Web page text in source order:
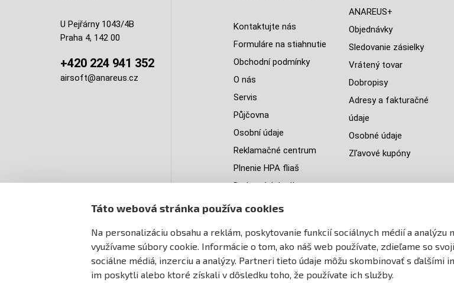
Táto webová stránka používa cookies
Na personalizáciu obsahu a reklám, poskytovanie funkcií sociálnych médií a analýzu
využívame súbory cookie. Informácie o tom, ako náš web používate, zdieľame so
sociálne médiá, inzerciu a analýzy. Partneri tieto údaje môžu skombinovať s ďalšími
im poskytli alebo ktoré získali v dôsledku toho, že používate ich služby.
U Pejřárny 1043/4B
Praha 4, 142 00
+420 224 941 352
airsoft@anareus.cz
Kontaktujte nás
Formuláre na stiahnutie
Obchodní podmínky
O nás
Servis
Půjčovna
Osobní údaje
Reklamačné centrum
Plnenie HPA fliaš
Do ktorých krajín
doručujeme
Mapa stránky
ANAREUS+
Objednávky
Sledovanie zásielky
Vrátený tovar
Dobropisy
Adresy a fakturačné
údaje
Osobné údaje
Zľavové kupóny